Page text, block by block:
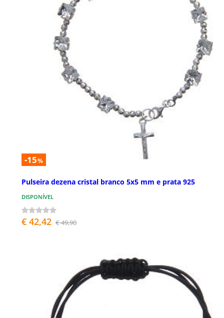
-15%
Pulseira dezena cristal branco 5x5 mm e prata 925
DISPONÍVEL
€ 42,42 € 49,90